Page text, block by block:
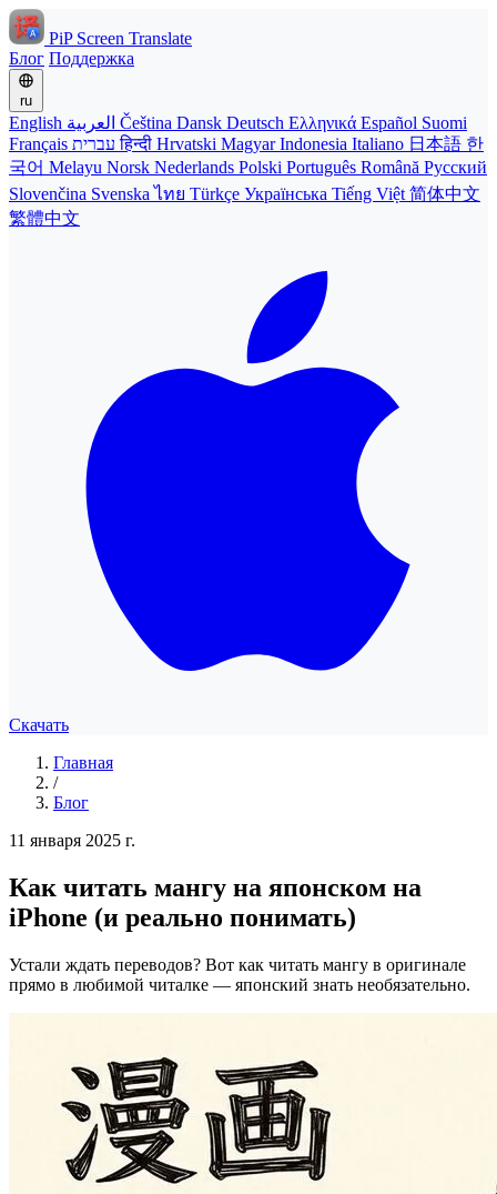
PiP Screen Translate
Блог Поддержка
ru
English Čeština Dansk Deutsch Ελληνικά Español Suomi
Français
עבריתहिन्दी Hrvatski MagyarIndonesia Italiano 日本語 한
국어 Melayu Norsk Nederlands Polski Português Română Русский
Slovenčina Svenskaไทย Türkçe Українська Tiếng Việt 简体中文
繁體中文
Скачать
Главная
/
Блог
11 января 2025 г.
Как читать мангу на японском на
iPhone (и реально понимать)
Устали ждать переводов? Вот как читать мангу в оригинале
прямо в любимой читалке — японский знать необязательно.